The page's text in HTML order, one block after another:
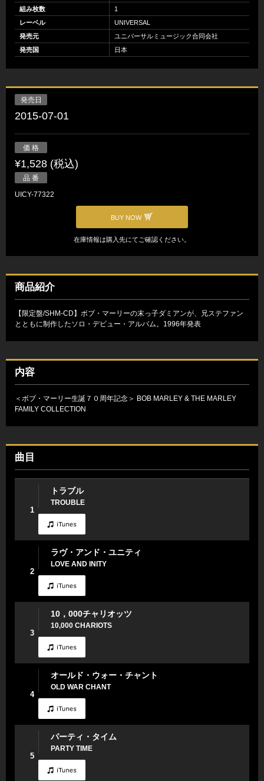
組み枚数
1
レーベル
UNIVERSAL
発売元
ユニバーサルミュージック合同会社
発売国
日本
発売日
2015-07-01
価 格
¥1,528 (税込)
品 番
UICY-77322
BUY NOW
在庫情報は購入先にてご確認ください。
商品紹介
【限定盤/SHM-CD】ボブ・マーリーの末っ子ダミアンが、兄ステファン
とともに制作したソロ・デビュー・アルバム。1996年発表
内容
＜ボブ・マーリー生誕７０周年記念＞ BOB MARLEY & THE MARLEY
FAMILY COLLECTION
曲目
1
トラブル
TROUBLE
2
ラヴ・アンド・ユニティ
LOVE AND INITY
3
10，000チャリオッツ
10,000 CHARIOTS
4
オールド・ウォー・チャント
OLD WAR CHANT
5
パーティ・タイム
PARTY TIME